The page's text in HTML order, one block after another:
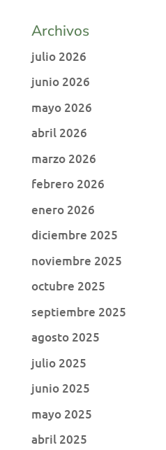
Archivos
julio 2026
junio 2026
mayo 2026
abril 2026
marzo 2026
febrero 2026
enero 2026
diciembre 2025
noviembre 2025
octubre 2025
septiembre 2025
agosto 2025
julio 2025
junio 2025
mayo 2025
abril 2025